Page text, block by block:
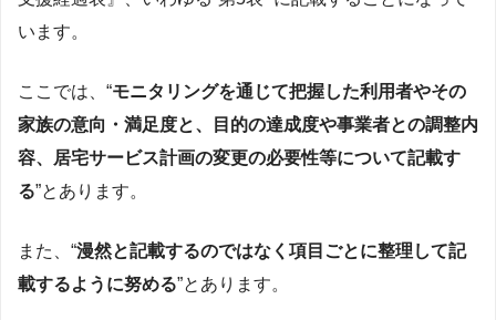
います。
ここでは、“モニタリングを通じて把握した利用者やその
家族の意向・満足度と、目的の達成度や事業者との調整内
容、居宅サービス計画の変更の必要性等について記載す
る”とあります。
また、“漫然と記載するのではなく項目ごとに整理して記
載するように努める”とあります。